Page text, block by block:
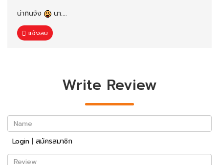
น่ากินจัง
นา....
แจ้งลบ
Write Review
Name
Login | สมัครสมาชิก
Review